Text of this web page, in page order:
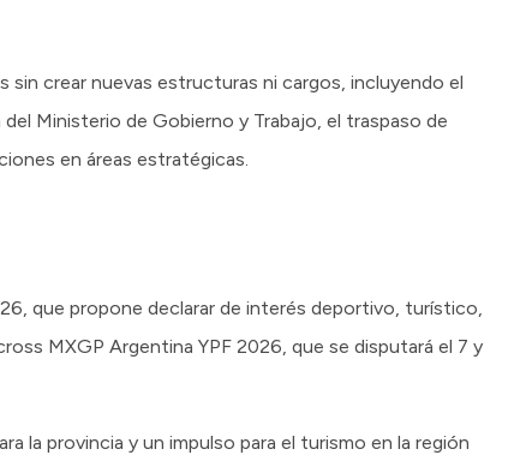
crear nuevas estructuras ni cargos, incluyendo el
Ministerio de Gobierno y Trabajo, el traspaso de
en áreas estratégicas.
que propone declarar de interés deportivo, turístico,
MXGP Argentina YPF 2026, que se disputará el 7 y
la provincia y un impulso para el turismo en la región